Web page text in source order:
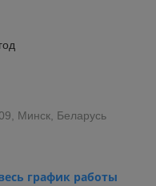
Минск, Беларусь
график работы